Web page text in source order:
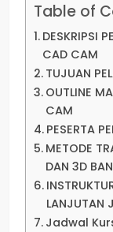
Table of
DESKRIPSI
CAD CAM
TUJUAN
OUTLINE
CAM
PESERTA
METODE
DAN 3D
LANJUTAN
Jadwal